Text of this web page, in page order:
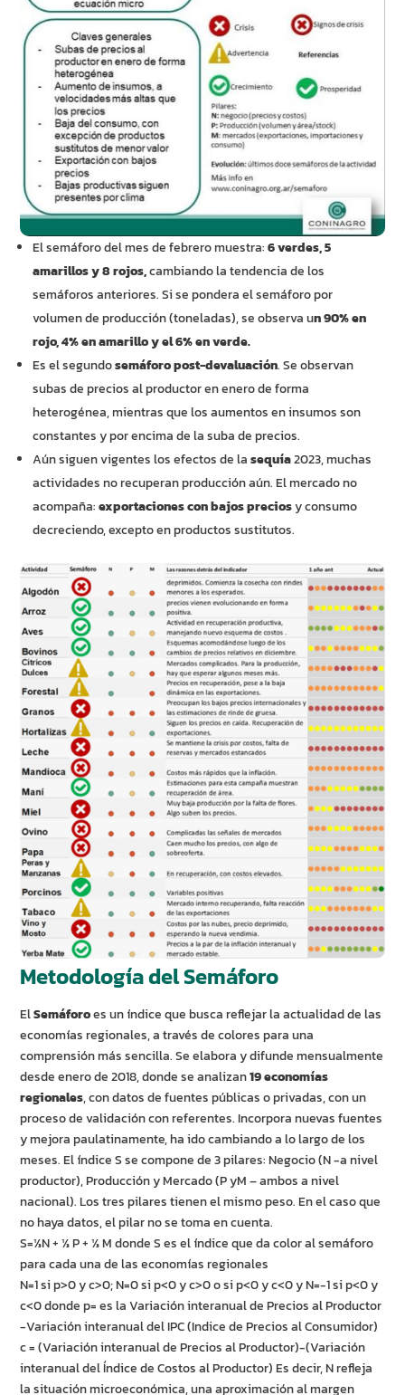
El semáforo del mes de febrero muestra:6 verdes, 5
amarillos y 8 rojos,cambiando la tendencia de los
semáforos anteriores. Si se pondera el semáforo por
volumen de producción (toneladas), se observa un 90% en
rojo, 4% en amarillo y el 6% en verde.
Es el segundosemáforo post-devaluación. Se observan
subas de precios al productor en enero de forma
heterogénea, mientras que los aumentos en insumos son
constantes y por encima de la suba de precios.
Aún siguen vigentes los efectos de lasequía2023, muchas
actividades no recuperan producción aún. El mercado no
acompaña:exportaciones con bajos preciosy consumo
decreciendo, excepto en productos sustitutos.
Metodología del Semáforo
ElSemáforoes un índice que busca reflejar la actualidad de las
economías regionales, a través de colores para una
comprensión más sencilla. Se elabora y difunde mensualmente
desde enero de 2018, donde se analizan19 economías
regionales, con datos de fuentes públicas o privadas, con un
proceso de validación con referentes. Incorpora nuevas fuentes
y mejora paulatinamente, ha ido cambiando a lo largo de los
meses. El índice S se compone de 3 pilares: Negocio (N -a nivel
productor), Producción y Mercado (P yM – ambos a nivel
nacional). Los tres pilares tienen el mismo peso. En el caso que
no haya datos, el pilar no se toma en cuenta.
S=⅓N + ⅓ P + ⅓ M donde S es el índice que da color al semáforo
para cada una de las economías regionales
N=1 si p>0 y c>0; N=0 si p<0 y c>0 o si p<0 y c<0 y N=-1 si p<0 y
c<0 donde p= es la Variación interanual de Precios al Productor
-Variación interanual del IPC (Indice de Precios al Consumidor)
c = (Variación interanual de Precios al Productor)-(Variación
interanual del Índice de Costos al Productor) Es decir, N refleja
la situación microeconómica, una aproximación al margen